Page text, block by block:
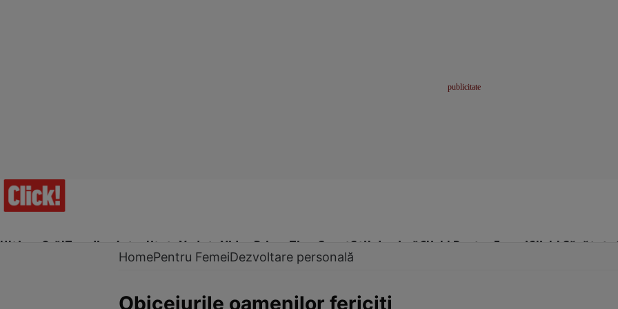
Ultima Oră!Trending Actualitate Vedete Video Prime Time SportStil de viațăClick! Pentru FemeiClick! Sănătate
HomePentru FemeiDezvoltare personală
Obiceiurile oamenilor fericiţi